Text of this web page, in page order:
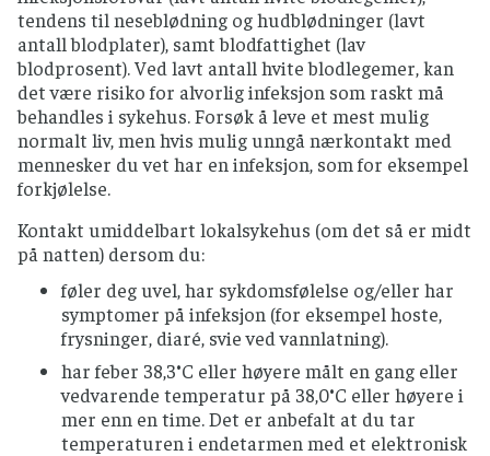
tendens til neseblødning og hudblødninger (lavt
antall blodplater), samt blodfattighet (lav
blodprosent). Ved lavt antall hvite blodlegemer, kan
det være risiko for alvorlig infeksjon som raskt må
behandles i sykehus. Forsøk å leve et mest mulig
normalt liv, men hvis mulig unngå nærkontakt med
mennesker du vet har en infeksjon, som for eksempel
forkjølelse.
Kontakt umiddelbart lokalsykehus (om det så er midt
på natten) dersom du:
føler deg uvel, har sykdomsfølelse og/eller har
symptomer på infeksjon (for eksempel hoste,
frysninger, diaré, svie ved vannlatning).
har feber 38,3°C eller høyere målt en gang eller
vedvarende temperatur på 38,0°C eller høyere i
mer enn en time. Det er anbefalt at du tar
temperaturen i endetarmen med et elektronisk